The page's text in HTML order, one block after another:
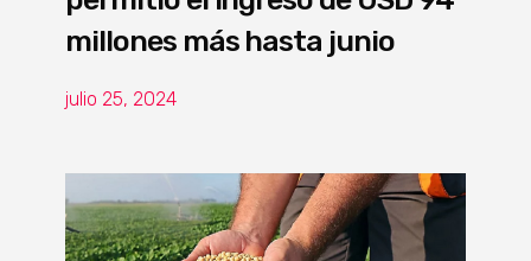
millones más hasta junio
julio 25, 2024